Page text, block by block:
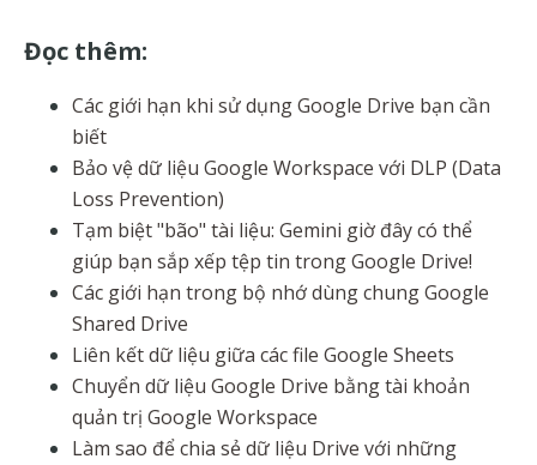
Đọc thêm:
Các giới hạn khi sử dụng Google Drive bạn cần
biết
Bảo vệ dữ liệu Google Workspace với DLP (Data
Loss Prevention)
Tạm biệt "bão" tài liệu: Gemini giờ đây có thể
giúp bạn sắp xếp tệp tin trong Google Drive!
Các giới hạn trong bộ nhớ dùng chung Google
Shared Drive
Liên kết dữ liệu giữa các file Google Sheets
Chuyển dữ liệu Google Drive bằng tài khoản
quản trị Google Workspace
Làm sao để chia sẻ dữ liệu Drive với những